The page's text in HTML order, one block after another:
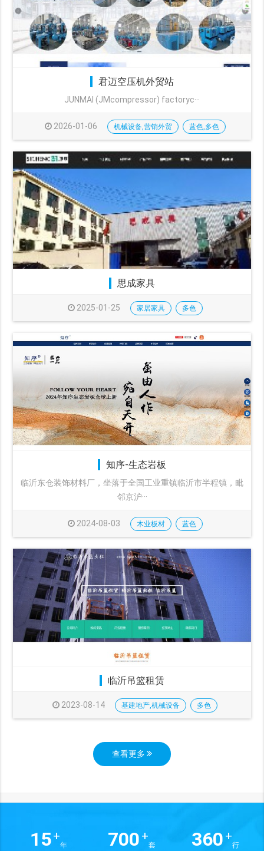
君迈空压机外贸站
JUNMAI (JMcompressor) factoryc···
2026-01-06 机械设备,营销外贸 蓝色,多色
思成家具
2025-01-25 家居家具 多色
知序-生态岩板
临沂东仓装饰材料厂，坐落于全国工业重镇临沂市半程镇，毗
邻京沪···
2024-08-03 木业板材 蓝色
临沂吊篮租赁
2023-08-14 基建地产,机械设备 多色
查看更多
15+
年 700 +
套 360 +
行